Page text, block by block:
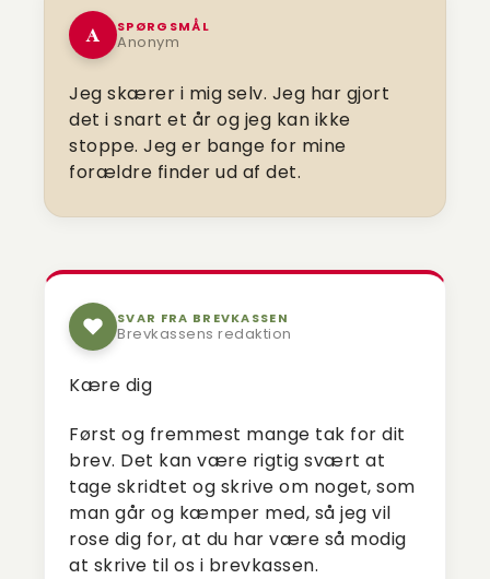
A SPØRGSMÅL
Anonym
Jeg skærer i mig selv. Jeg har gjort
det i snart et år og jeg kan ikke
stoppe. Jeg er bange for mine
forældre finder ud af det.
SVAR FRA BREVKASSEN
Brevkassens redaktion
Kære dig
Først og fremmest mange tak for dit
brev. Det kan være rigtig svært at
tage skridtet og skrive om noget, som
man går og kæmper med, så jeg vil
rose dig for, at du har være så modig
at skrive til os i brevkassen.